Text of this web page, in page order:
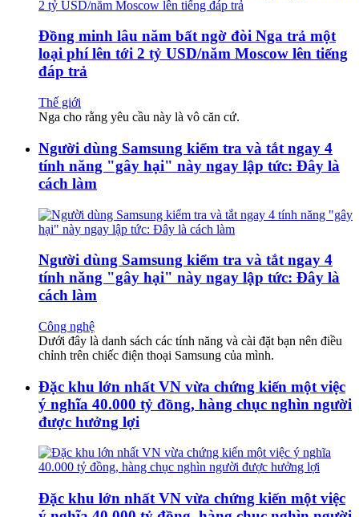
Đồng minh lâu năm bất ngờ đòi Nga trả một
loại phí lên tới 2 tỷ USD/năm Moscow lên tiếng
đáp trả
Thế giới
Nga cho rằng yêu cầu này là vô căn cứ.
Người dùng Samsung kiểm tra và tắt ngay 4
tính năng "gây hại" này ngay lập tức: Đây là
cách làm
Người dùng Samsung kiểm tra và tắt ngay 4
tính năng "gây hại" này ngay lập tức: Đây là
cách làm
Công nghệ
Dưới đây là danh sách các tính năng và cài đặt bạn nên điều
chỉnh trên chiếc điện thoại Samsung của mình.
Đặc khu lớn nhất VN vừa chứng kiến một việc
ý nghĩa 40.000 tỷ đồng, hàng chục nghìn người
được hưởng lợi
Đặc khu lớn nhất VN vừa chứng kiến một việc